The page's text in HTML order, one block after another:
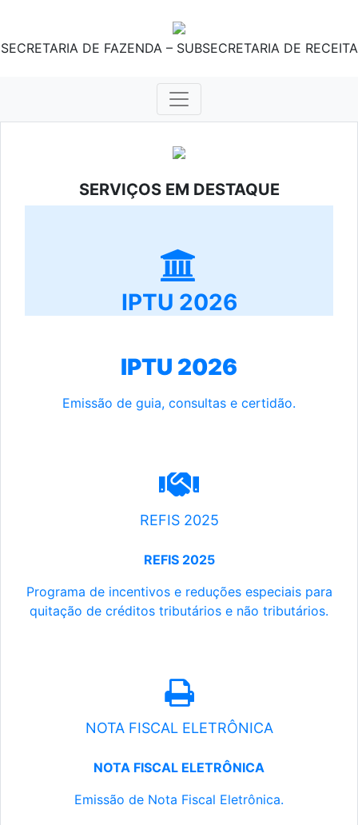
SECRETARIA DE FAZENDA – SUBSECRETARIA DE RECEITA
SERVIÇOS EM DESTAQUE
IPTU 2026
IPTU 2026
Emissão de guia, consultas e certidão.
REFIS 2025
REFIS 2025
Programa de incentivos e reduções especiais para
quitação de créditos tributários e não tributários.
NOTA FISCAL ELETRÔNICA
NOTA FISCAL ELETRÔNICA
Emissão de Nota Fiscal Eletrônica.